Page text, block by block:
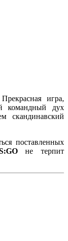
игра,
командный дух
скандинавский
поставленных
не терпит